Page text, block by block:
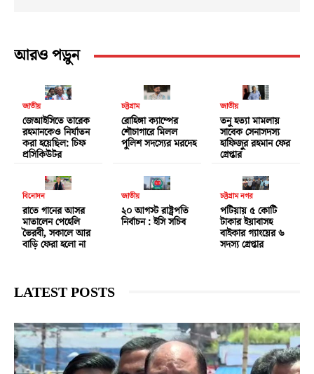
আরও পড়ুন
জাতীয়
জেআইসিতে তারেক
রহমানকেও নির্যাতন
করা হয়েছিল: চিফ
প্রসিকিউটর
চট্টগ্রাম
রোহিঙ্গা ক্যাম্পের
শৌচাগারে মিলল
পুলিশ সদস্যের মরদেহ
জাতীয়
তনু হত্যা মামলায়
সাবেক সেনাসদস্য
হাফিজুর রহমান ফের
গ্রেপ্তার
বিনোদন
রাতে গানের আসর
মাতালেন পেহেলি
ভৈরবী, সকালে আর
বাড়ি ফেরা হলো না
জাতীয়
২০ আগস্ট রাষ্ট্রপতি
নির্বাচন : ইসি সচিব
চট্টগ্রাম নগর
পটিয়ায় ৫ কোটি
টাকার ইয়াবাসহ
বাইকার গ্যাংয়ের ৬
সদস্য গ্রেপ্তার
LATEST POSTS